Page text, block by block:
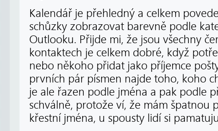
Kalendář je přehledný a celkem
schůzky zobrazovat barevně podle
Outlooku. Přijde mi, že jsou všechny
kontaktech je celkem dobré, když
nebo někoho přidat jako příjemce
prvních pár písmen najde toho, koho
je ale řazen podle jména a pak podle
schválně, protože ví, že mám špatnou
křestní jména, u spousty lidí si